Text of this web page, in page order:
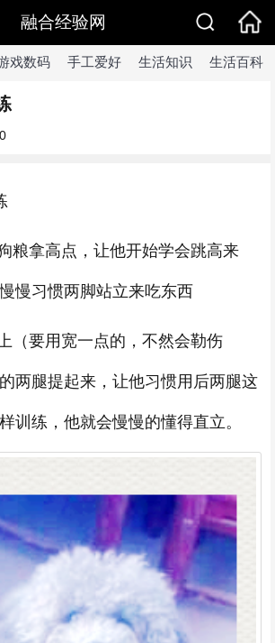
融合经验网
戏数码 手工爱好 生活知识 生活百科
粮拿高点，让他开始学会跳高来
慢习惯两脚站立来吃东西
（要用宽一点的，不然会勒伤
两腿提起来，让他习惯用后两腿这
训练，他就会慢慢的懂得直立。